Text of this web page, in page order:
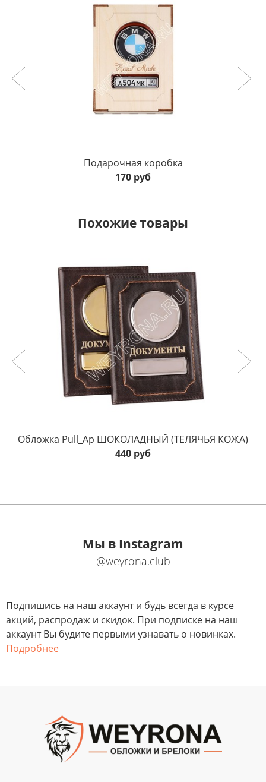
Подарочная коробка
170 руб
Похожие товары
Обложка Pull_Ap ШОКОЛАДНЫЙ (ТЕЛЯЧЬЯ КОЖА)
440 руб
Мы в Instagram
@weyrona.club
Подпишись на наш аккаунт и будь всегда в курсе
акций, распродаж и скидок. При подписке на наш
аккаунт Вы будите первыми узнавать о новинках.
Подробнее